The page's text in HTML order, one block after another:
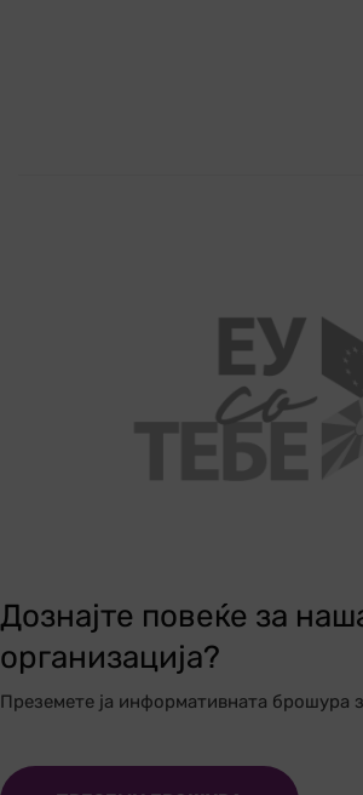
Дознајте повеќе за
организација?
Преземете ја информативната